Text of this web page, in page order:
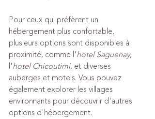
Pour ceux qui préfèrent un
hébergement plus confortable,
plusieurs options sont disponibles à
proximité, comme l'hotel Saguenay,
l'hotel Chicoutimi, et diverses
auberges et motels. Vous pouvez
également explorer les villages
environnants pour découvrir d'autres
options d'hébergement.